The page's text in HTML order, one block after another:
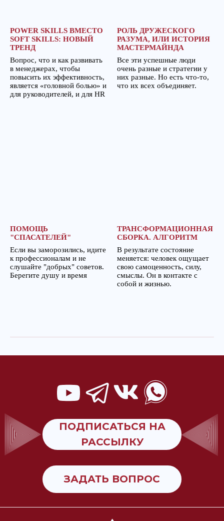
POWER SKILLS ВМЕСТО
SOFT SKILLS: НОВЫЙ
ТРЕНД
Вопрос, что и как развивать
в менеджерах, чтобы
повысить их эффективность,
является «головной болью» и
для руководителей, и для HR
РОЛЬ ДРУЖЕСКОГО
РАЗУМА, ИЛИ ИСТОРИЯ
МАСТЕРМАЙНДА
Все эти успешные люди
очень разные и стратегии у
них разные. Но есть что-то,
что их всех объединяет.
ПОМОЩЬ
"СПАСАТЕЛЕЙ"
Если вы заморозились, идите
к профессионалам и не
слушайте "добрых" советов.
Берегите душу и время
ТРАНСФОРМАЦИОННАЯ
СБОРКА. АЛГОРИТМ
В результате состояние
меняется: человек ощущает
свою самоценность, силу,
смыслы. Он в контакте с
собой и жизнью.
ПОДПИСАТЬСЯ НА
РАССЫЛКУ
ЗАДАТЬ ВОПРОС